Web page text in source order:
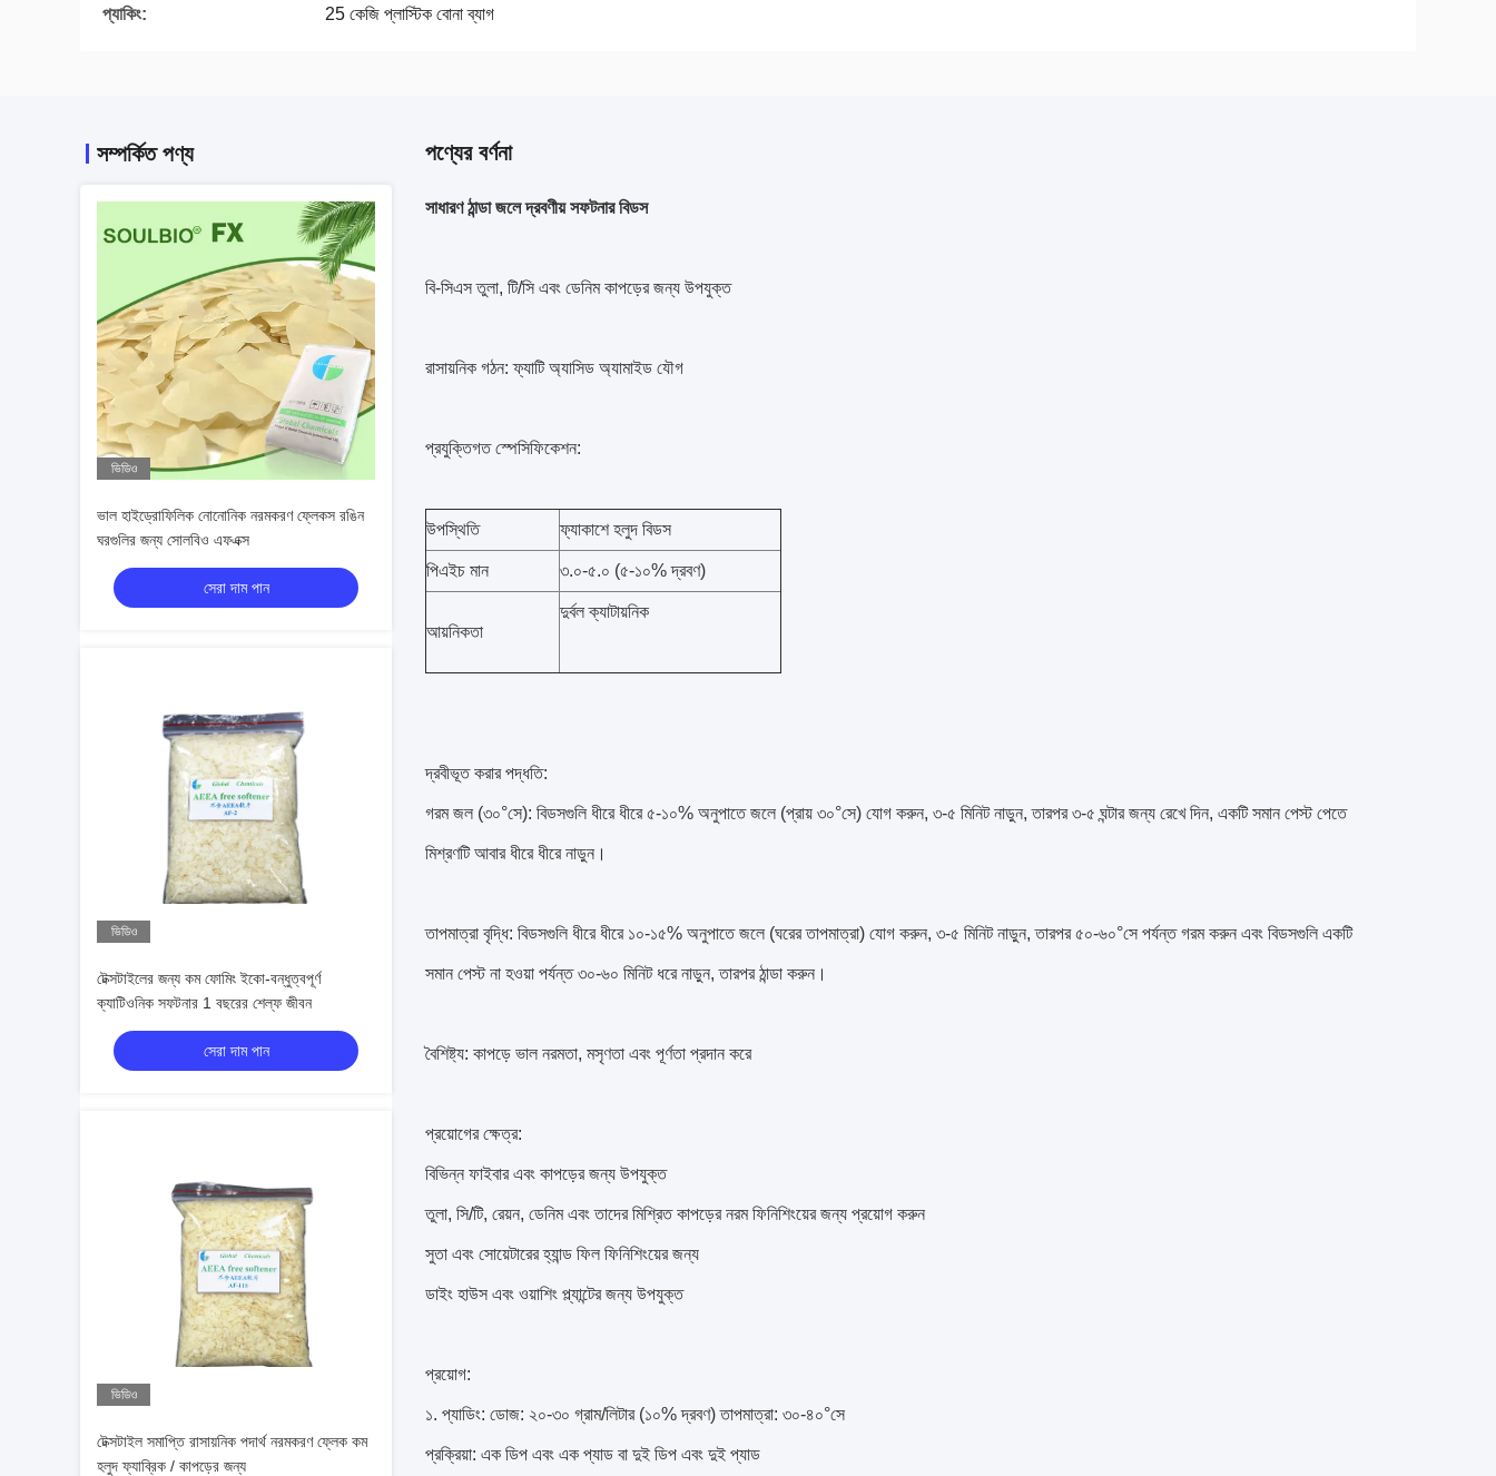
প্যাকিং: 25 কেজি প্লাস্টিক বোনা ব্যাগ
সম্পর্কিত পণ্য
ভিডিও
ভাল হাইড্রোফিলিক নোনোনিক নরমকরণ ফ্লেকস রঙিন
ঘরগুলির জন্য সোলবিও এফএক্স
সেরা দাম পান
ভিডিও
টেক্সটাইলের জন্য কম ফোমিং ইকো-বন্ধুত্বপূর্ণ
ক্যাটিওনিক সফটনার 1 বছরের শেল্ফ জীবন
সেরা দাম পান
ভিডিও
টেক্সটাইল সমাপ্তি রাসায়নিক পদার্থ নরমকরণ ফ্লেক কম
হলুদ ফ্যাব্রিক / কাপড়ের জন্য
পণ্যের বর্ণনা
সাধারণ ঠান্ডা জলে দ্রবণীয় সফটনার বিডস
বি-সিএস তুলা, টি/সি এবং ডেনিম কাপড়ের জন্য উপযুক্ত
রাসায়নিক গঠন: ফ্যাটি অ্যাসিড অ্যামাইড যৌগ
প্রযুক্তিগত স্পেসিফিকেশন:
উপস্থিতি ফ্যাকাশে হলুদ বিডস
পিএইচ মান ৩.০-৫.০ (৫-১০% দ্রবণ)
আয়নিকতা
দুর্বল ক্যাটায়নিক
দ্রবীভূত করার পদ্ধতি:
গরম জল (৩০°সে): বিডসগুলি ধীরে ধীরে ৫-১০% অনুপাতে জলে (প্রায় ৩০°সে) যোগ করুন, ৩-৫ মিনিট নাড়ুন, তারপর ৩-৫ ঘন্টার জন্য রেখে দিন, একটি সমান পেস্ট পেতে
মিশ্রণটি আবার ধীরে ধীরে নাড়ুন।
তাপমাত্রা বৃদ্ধি: বিডসগুলি ধীরে ধীরে ১০-১৫% অনুপাতে জলে (ঘরের তাপমাত্রা) যোগ করুন, ৩-৫ মিনিট নাড়ুন, তারপর ৫০-৬০°সে পর্যন্ত গরম করুন এবং বিডসগুলি একটি
সমান পেস্ট না হওয়া পর্যন্ত ৩০-৬০ মিনিট ধরে নাড়ুন, তারপর ঠান্ডা করুন।
বৈশিষ্ট্য: কাপড়ে ভাল নরমতা, মসৃণতা এবং পূর্ণতা প্রদান করে
প্রয়োগের ক্ষেত্র:
বিভিন্ন ফাইবার এবং কাপড়ের জন্য উপযুক্ত
তুলা, সি/টি, রেয়ন, ডেনিম এবং তাদের মিশ্রিত কাপড়ের নরম ফিনিশিংয়ের জন্য প্রয়োগ করুন
সুতা এবং সোয়েটারের হ্যান্ড ফিল ফিনিশিংয়ের জন্য
ডাইং হাউস এবং ওয়াশিং প্ল্যান্টের জন্য উপযুক্ত
প্রয়োগ:
১. প্যাডিং: ডোজ: ২০-৩০ গ্রাম/লিটার (১০% দ্রবণ) তাপমাত্রা: ৩০-৪০°সে
প্রক্রিয়া: এক ডিপ এবং এক প্যাড বা দুই ডিপ এবং দুই প্যাড